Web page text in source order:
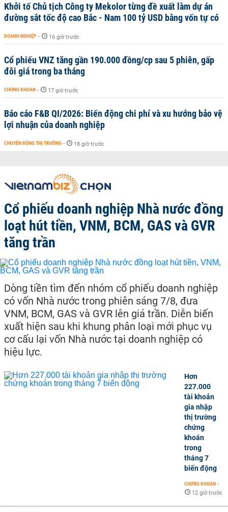
Khởi tố Chủ tịch Công ty Mekolor từng đề xuất làm dự án
đường sắt tốc độ cao Bắc - Nam 100 tỷ USD bằng vốn tự có
DOANH NGHIỆP - 16 giờ trước
Cổ phiếu VNZ tăng gần 190.000 đồng/cp sau 5 phiên, gấp
đôi giá trong ba tháng
CHỨNG KHOÁN - 17 giờ trước
Báo cáo F&B QI/2026: Biến động chi phí và xu hướng bảo vệ
lợi nhuận của doanh nghiệp
CHUYỂN ĐỘNG THỊ TRƯỜNG - 18 giờ trước
Cổ phiếu doanh nghiệp Nhà nước đồng
loạt hút tiền, VNM, BCM, GAS và GVR
tăng trần
Dòng tiền tìm đến nhóm cổ phiếu doanh nghiệp
có vốn Nhà nước trong phiên sáng 7/8, đưa
VNM, BCM, GAS và GVR lên giá trần. Diễn biến
xuất hiện sau khi khung phân loại mới phục vụ
cơ cấu lại vốn Nhà nước tại doanh nghiệp có
hiệu lực.
Hơn
227.000
tài khoản
gia nhập
thị trường
chứng
khoán
trong
tháng 7
biến động
CHỨNG KHOÁN -
12 giờ trước